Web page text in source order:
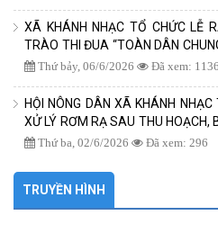
XÃ KHÁNH NHẠC TỔ CHỨC LỄ
TRÀO THI ĐUA “TOÀN DÂN
MỘT VIỆT NAM XANH – SẠCH –
Thứ bảy, 06/6/2026 Đã xem: 1136
HỘI NÔNG DÂN XÃ KHÁNH
XỬ LÝ RƠM RẠ SAU THU HOẠCH,
TRIỂN NÔNG NGHIỆP BỀN VỮNG
Thứ ba, 02/6/2026 Đã xem: 296
TRUYỀN HÌNH